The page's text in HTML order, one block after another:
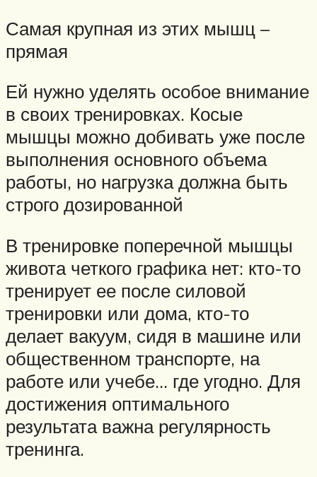
Самая крупная из этих мышц –
прямая
Ей нужно уделять особое внимание
в своих тренировках. Косые
мышцы можно добивать уже после
выполнения основного объема
работы, но нагрузка должна быть
строго дозированной
В тренировке поперечной мышцы
живота четкого графика нет: кто-то
тренирует ее после силовой
тренировки или дома, кто-то
делает вакуум, сидя в машине или
общественном транспорте, на
работе или учебе… где угодно. Для
достижения оптимального
результата важна регулярность
тренинга.